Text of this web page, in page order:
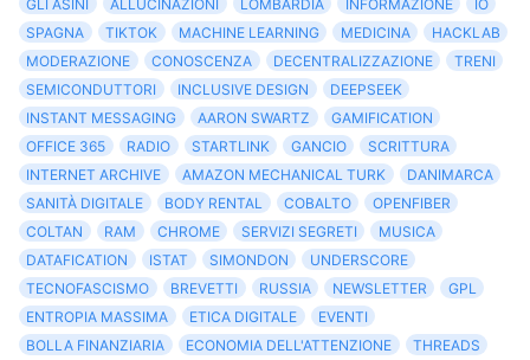
GLI ASINI
ALLUCINAZIONI LOMBARDIA INFORMAZIONE
IO
SPAGNA
TIKTOK MACHINE LEARNING MEDICINA
HACKLAB
MODERAZIONE
CONOSCENZA DECENTRALIZZAZIONE
TRENI
SEMICONDUTTORI
INCLUSIVE DESIGN
DEEPSEEK
INSTANT MESSAGING
AARON SWARTZ
GAMIFICATION
OFFICE 365
RADIO STARTLINK GANCIO
SCRITTURA
INTERNET ARCHIVE
AMAZON MECHANICAL TURK
DANIMARCA
SANITÀ DIGITALE
BODY RENTAL COBALTO
OPENFIBER
COLTAN
RAM CHROME SERVIZI SEGRETI
MUSICA
DATAFICATION
ISTAT SIMONDON
UNDERSCORE
TECNOFASCISMO
BREVETTI RUSSIA NEWSLETTER
GPL
ENTROPIA MASSIMA
ETICA DIGITALE
EVENTI
BOLLA FINANZIARIA
ECONOMIA DELL'ATTENZIONE
THREADS